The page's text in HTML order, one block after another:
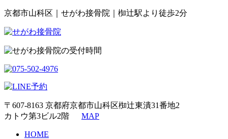
京都市山科区｜せがわ接骨院｜椥辻駅より徒歩2分
〒607-8163 京都府京都市山科区椥辻東潰31番地2
カトウ第3ビル2階 MAP
HOME